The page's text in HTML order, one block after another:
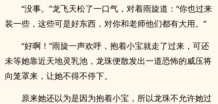
“没事。”龙飞天松了一口气，对着雨旋道：“你也过来
装一些，这些可是好东西，对你和老师他们都有大用。”
“好啊！”雨旋一声欢呼，抱着小宝就走了过来，可还
未等她靠近天地灵乳池，龙珠便散发出一道恐怖的威压将
向笼罩来，让她不得不停下。
原来她还以为是因为抱着小宝，所以龙珠不允许她过